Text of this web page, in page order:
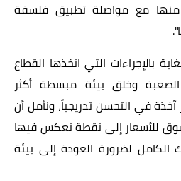
منها مع مواصلة تطبيق فلسفة
بالإجراءات التي اتخذها القطاع
وخلق بيئة مبسطة أكثر
آخذة في التحسن تدريجياً، ونأمل أن
للأسعار إلى نقطة تعكس فيها
الكامل لضرورة العودة إلى بيئة